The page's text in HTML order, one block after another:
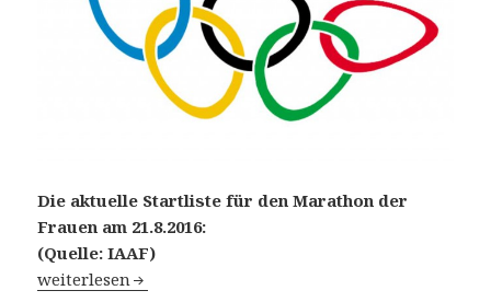
Die aktuelle Startliste für den Marathon der
Frauen am 21.8.2016:
(Quelle: IAAF)
31. Olympische Spiele in Rio de Janeiro am 14. August
weiterlesen